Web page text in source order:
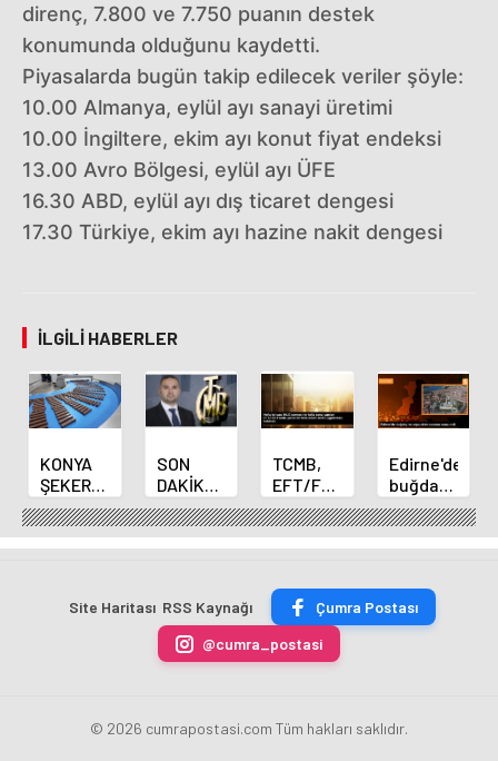
direnç, 7.800 ve 7.750 puanın destek
konumunda olduğunu kaydetti.
Piyasalarda bugün takip edilecek veriler şöyle:
10.00 Almanya, eylül ayı sanayi üretimi
10.00 İngiltere, ekim ayı konut fiyat endeksi
13.00 Avro Bölgesi, eylül ayı ÜFE
16.30 ABD, eylül ayı dış ticaret dengesi
17.30 Türkiye, ekim ayı hazine nakit dengesi
İLGILI HABERLER
KONYA
ŞEKER
YILLIK 7
BİN 500
TON
ÜRETİLECEK
SON
DAKİKA
HABERİ:
Yeni
Merkez
Fatih
Karahan
oldu
TCMB,
EFT/FAST
işlemleri
için
fazla
uygulamasını
kaldırdı
Edirne'de
buğday
ve arpa
ekim
sezonu
erdi
Site Haritası RSS Kaynağı
Çumra Postası
@cumra_postasi
© 2026 cumrapostasi.com Tüm hakları saklıdır.